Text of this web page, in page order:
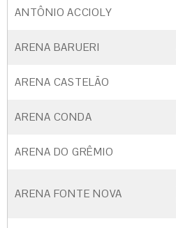
ANTÔNIO ACCIOLY
ARENA BARUERI
ARENA CASTELÃO
ARENA CONDA
ARENA DO GRÊMIO
ARENA FONTE NOVA